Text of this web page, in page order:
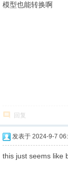
模型也能转换啊
回复
发表于 2024-9-7
this just seems like